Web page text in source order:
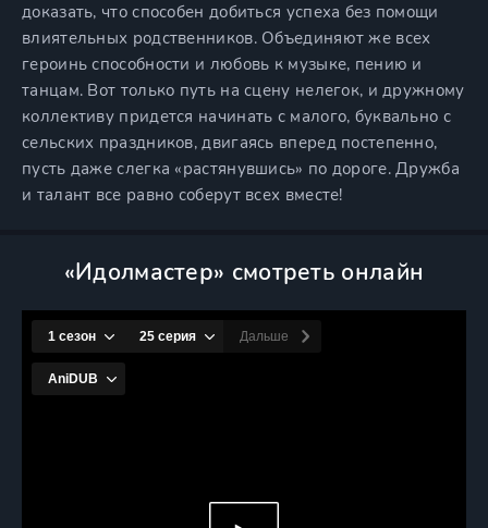
доказать, что способен добиться успеха без помощи
влиятельных родственников. Объединяют же всех
героинь способности и любовь к музыке, пению и
танцам. Вот только путь на сцену нелегок, и дружному
коллективу придется начинать с малого, буквально с
сельских праздников, двигаясь вперед постепенно,
пусть даже слегка «растянувшись» по дороге. Дружба
и талант все равно соберут всех вместе!
«Идолмастер» смотреть онлайн